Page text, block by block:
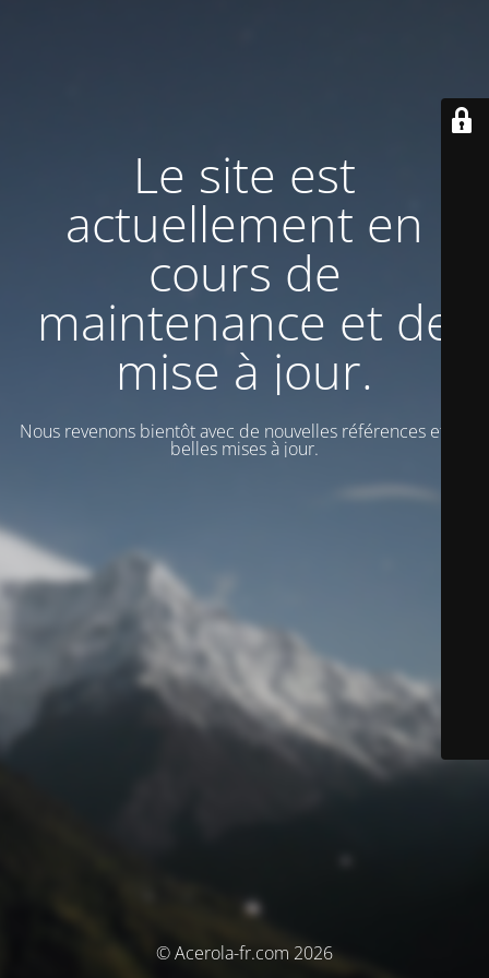
Le site est
actuellement en
cours de
maintenance et de
mise à jour.
Nous revenons bientôt avec de nouvelles références et de
belles mises à jour.
© Acerola-fr.com 2026